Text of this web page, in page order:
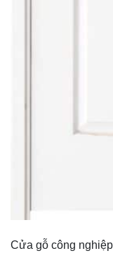
Cửa gỗ công